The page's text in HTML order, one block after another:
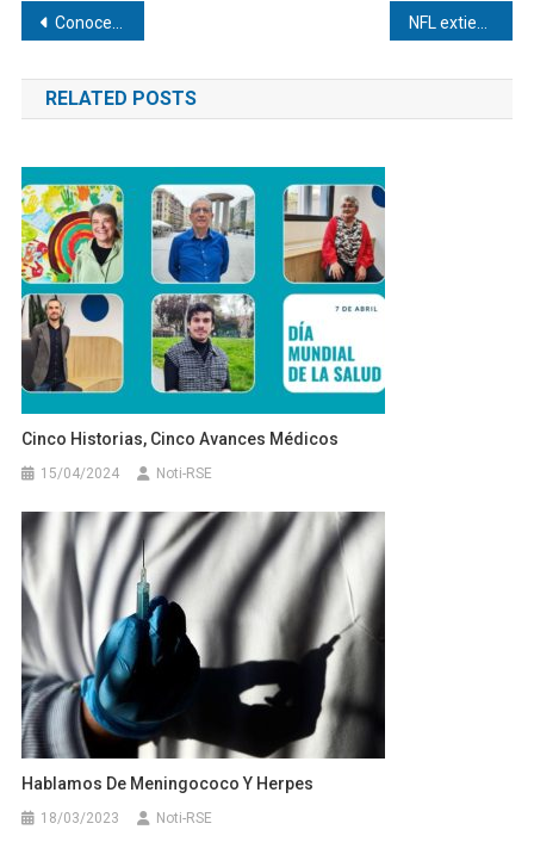
Navegación
de
entradas
Conoce el 3r toolkit DIRSE sobre Monitores ASG NFL extiende su programa internacional
RELATED POSTS
Cinco Historias, Cinco Avances Médicos
15/04/2024 Noti-RSE
Hablamos De Meningococo Y Herpes
18/03/2023 Noti-RSE